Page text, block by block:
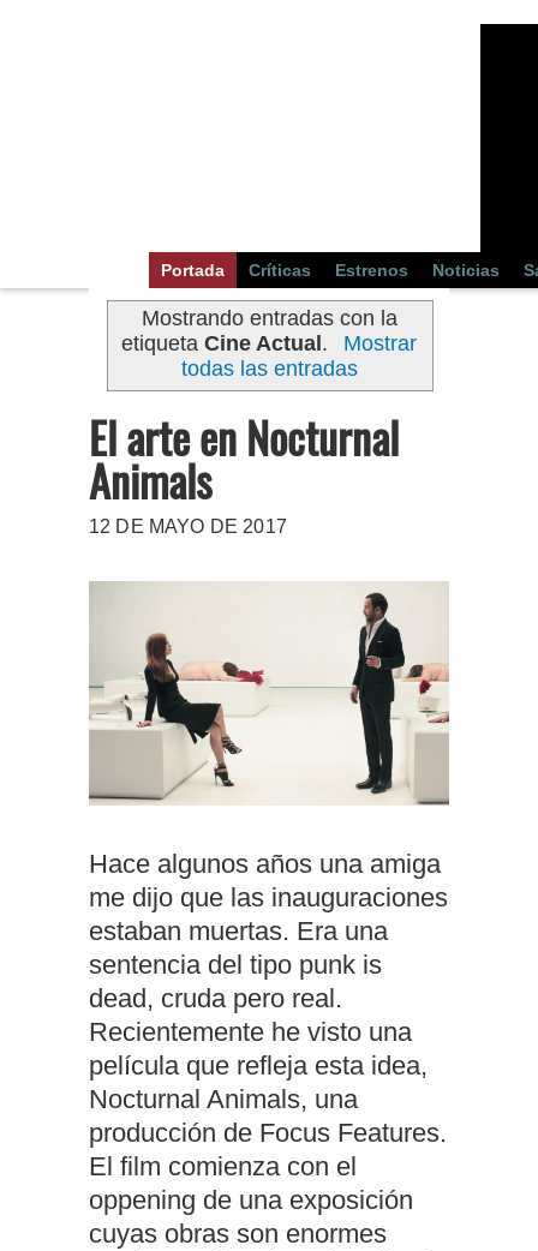
Portada Críticas Estrenos Noticias
Mostrando entradas con la
etiquetaCine Actual .
Mostrar
todas las entradas
El arte en Nocturnal
Animals
12 DE MAYO DE 2017
Hace algunos años una amiga
me dijo que las inauguraciones
estaban muertas. Era una
sentencia del tipo punk is
dead, cruda pero real.
Recientemente he visto una
película que refleja esta idea,
Nocturnal Animals, una
producción de Focus Features.
El film comienza con el
oppening de una exposición
cuyas obras son enormes